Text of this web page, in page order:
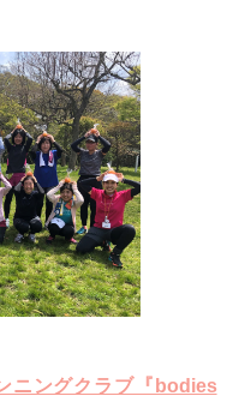
ニングクラブ『bodies